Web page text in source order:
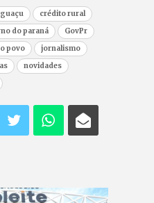
crédito rural
do paraná
GovPr
povo
jornalismo
novidades